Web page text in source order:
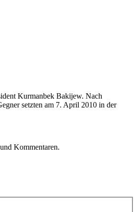
Kurmanbek Bakijew. Nach
setzten am 7. April 2010 in der
Kommentaren.